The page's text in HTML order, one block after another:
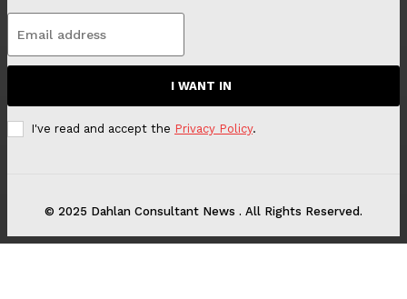
I WANT IN
I've read and accept the Privacy Policy.
© 2025 Dahlan Consultant News . All Rights Reserved.